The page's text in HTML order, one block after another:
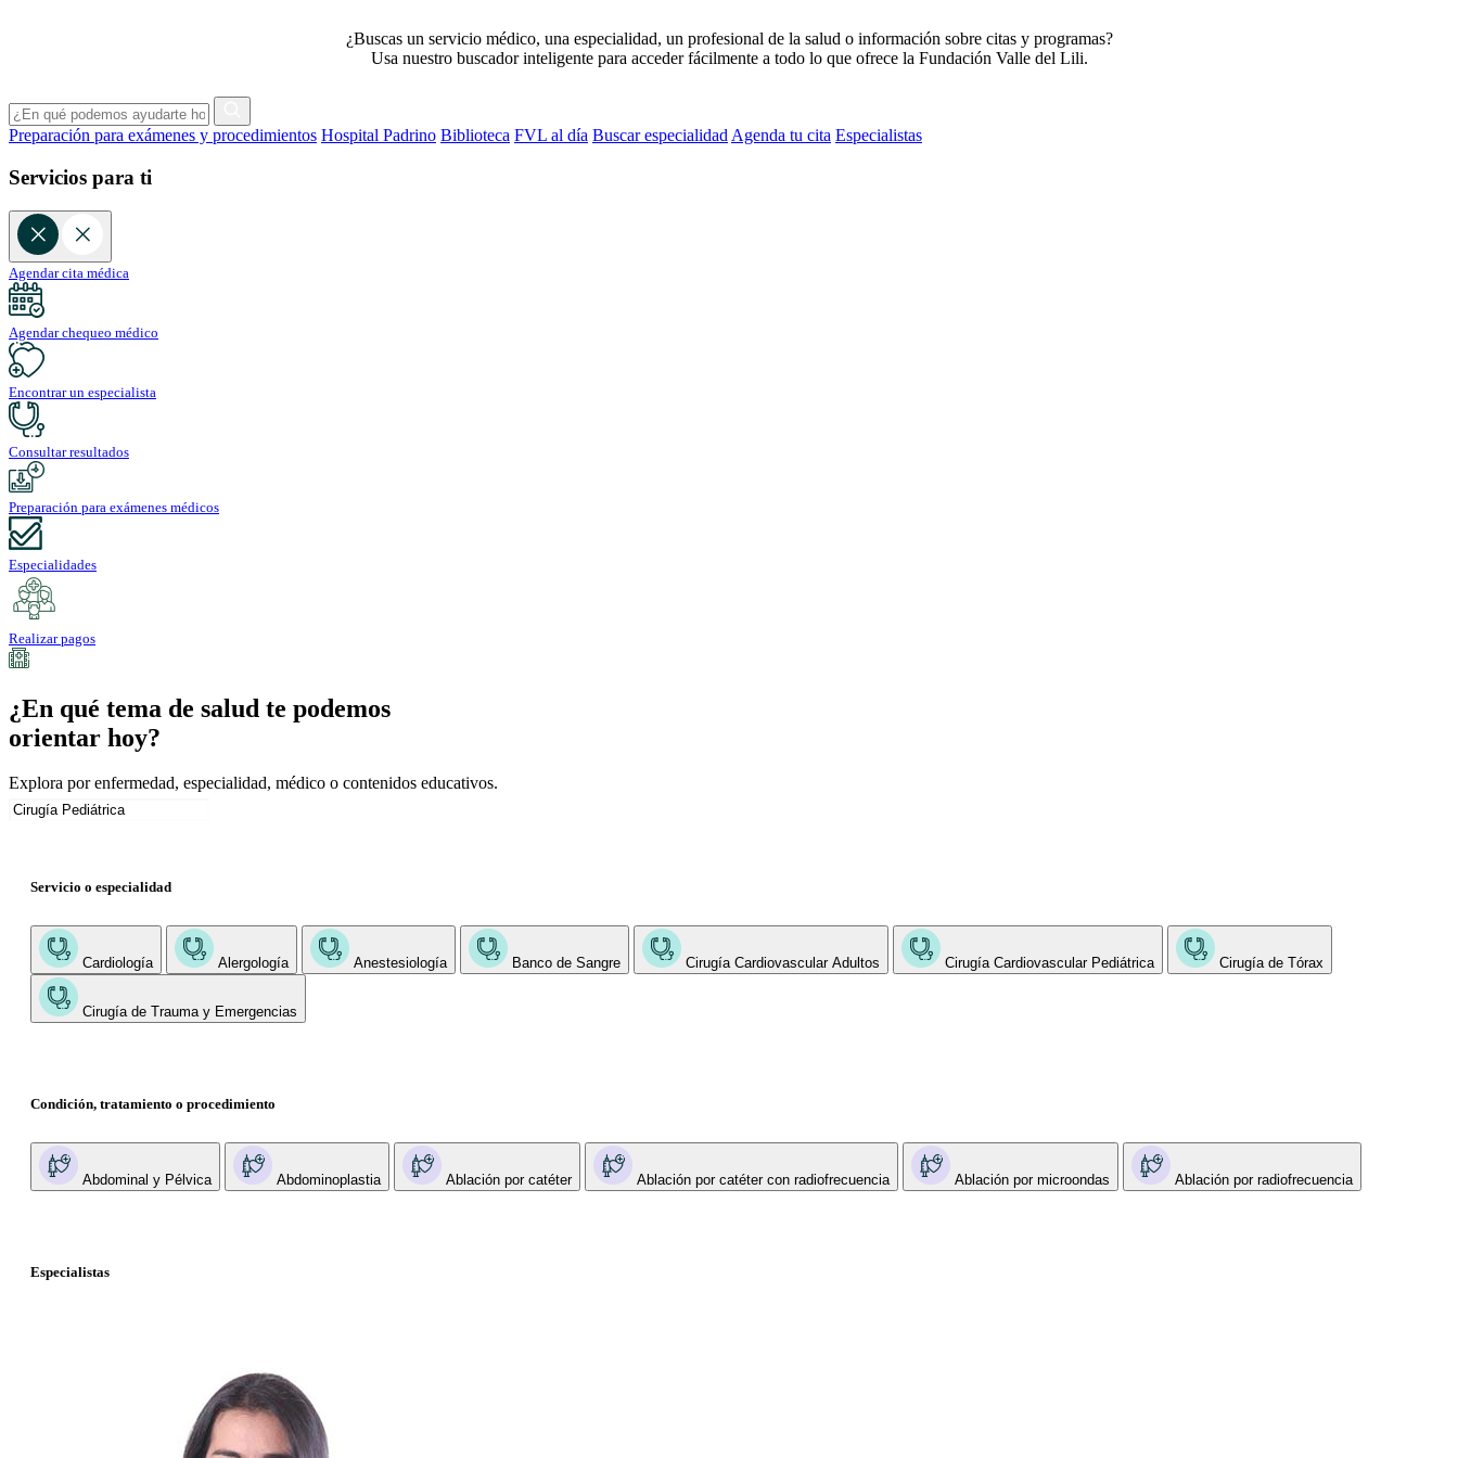
¿Buscas un servicio médico, una especialidad, un profesional de la salud o información sobre citas y programas?
Usa nuestro buscador inteligente para acceder fácilmente a todo lo que ofrece la Fundación Valle del Lili.
Preparación para exámenes y procedimientos Hospital Padrino Biblioteca FVL al día Buscar especialidad Agenda tu cita Especialistas
Servicios para ti
Agendar cita médica
Agendar chequeo médico
Encontrar un especialista
Consultar resultados
Preparación para exámenes médicos
Especialidades
Realizar pagos
¿En qué tema de salud te podemos
orientar hoy?
Explora por enfermedad, especialidad, médico o contenidos educativos.
Servicio o especialidad
Cardiología Alergología Anestesiología Banco de Sangre Cirugía Cardiovascular Adultos Cirugía Cardiovascular Pediátrica Cirugía de Tórax
Cirugía de Trauma y Emergencias
Condición, tratamiento o procedimiento
Abdominal y Pélvica Abdominoplastia Ablación por catéter Ablación por catéter con radiofrecuencia Ablación por microondas Ablación por radiofrecuencia
Especialistas